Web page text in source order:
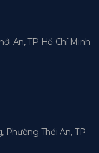
An, TP Hồ Chí Minh
Phường Thới An, TP